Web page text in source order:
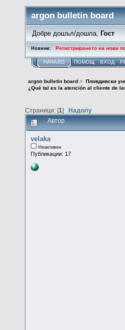
argon bulletin board
Добре дошъл/дошла, Гост
Новини: Регистрирането на нови
НАЧАЛО ПОМОЩ ВХОД
argon bulletin board > Пловдивски
¿Qué tal es la atención al cliente de
Страници: [1] Надолу
Автор
velaka
Неактивен
Публикации: 17